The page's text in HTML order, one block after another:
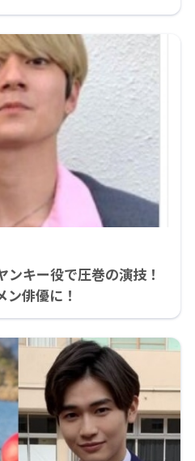
キー役で圧巻の演技！
俳優に！